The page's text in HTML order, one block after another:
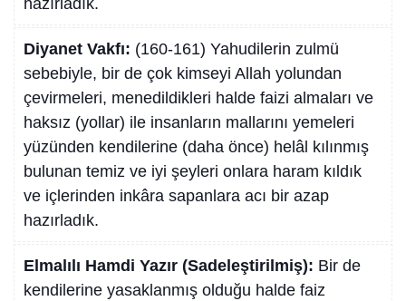
hazırladık.
Diyanet Vakfı: (160-161) Yahudilerin zulmü
sebebiyle, bir de çok kimseyi Allah yolundan
çevirmeleri, menedildikleri halde faizi almaları ve
haksız (yollar) ile insanların mallarını yemeleri
yüzünden kendilerine (daha önce) helâl kılınmış
bulunan temiz ve iyi şeyleri onlara haram kıldık
ve içlerinden inkâra sapanlara acı bir azap
hazırladık.
Elmalılı Hamdi Yazır (Sadeleştirilmiş): Bir de
kendilerine yasaklanmış olduğu halde faiz